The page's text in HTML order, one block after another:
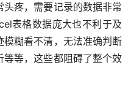
疼，需要记录的数据非常
表格数据庞大也不利于及
糊看不清，无法准确判断
等，这些都阻碍了整个效